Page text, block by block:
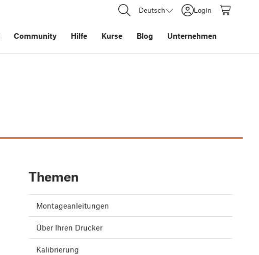
Deutsch Login
Community Hilfe Kurse Blog Unternehmen
Themen
Montageanleitungen
Über Ihren Drucker
Kalibrierung